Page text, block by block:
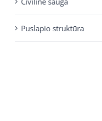
Puslapio struktūra